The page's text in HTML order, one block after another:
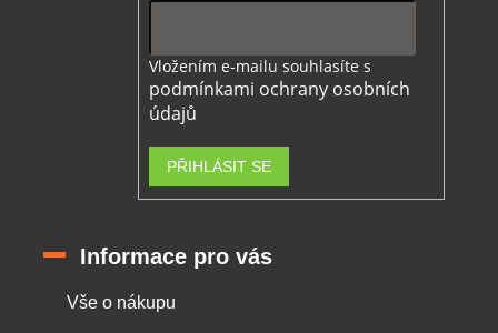
Vložením e-mailu souhlasíte s
podmínkami ochrany osobních
údajů
PŘIHLÁSIT SE
Informace pro vás
Vše o nákupu